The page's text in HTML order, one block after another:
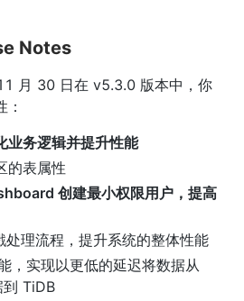
Notes
月 30 日在 v5.3.0 版本中，你
业务逻辑并提升性能
的表属性
创建最小权限用户，提高
理流程，提升系统的整体性能
，实现以更低的延迟将数据从
到 TiDB